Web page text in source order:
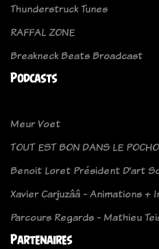
Thunderstruck Tunes
RAFFAL ZONE
Breakneck Beats Broadcast
Podcasts
Meur Voet
TOUT EST BON DANS LE
Benoit Loret Président D’art
Xavier Carjuzââ - Animations
Parcours Regards - Mathieu
Partenaires